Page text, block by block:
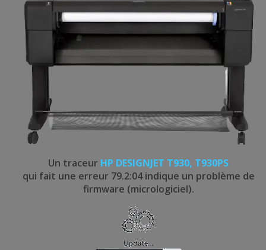
Un traceur HP DESIGNJET T930, T930PS
qui fait une erreur 79.2:04 indique un problème de
firmware (micrologiciel).